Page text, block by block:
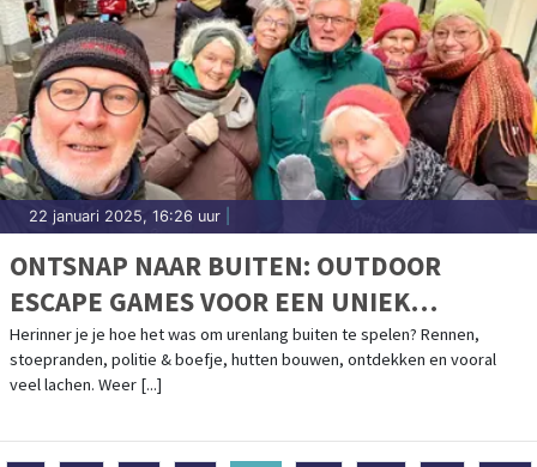
22 januari 2025, 16:26 uur
ONTSNAP NAAR BUITEN: OUTDOOR
ESCAPE GAMES VOOR EEN UNIEK
GROEPSUITJE!
Herinner je je hoe het was om urenlang buiten te spelen? Rennen,
stoepranden, politie & boefje, hutten bouwen, ontdekken en vooral
veel lachen. Weer [...]